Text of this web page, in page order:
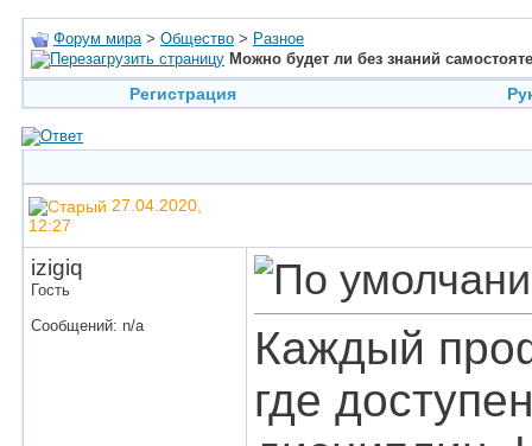
Форум мира > Общество > Разное
Можно будет ли без знаний
Регистрация
27.04.2020,
12:27
izigiq
Гость
Сообщений: n/a
Каждый
где